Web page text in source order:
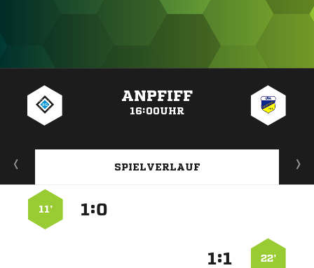
ANPFIFF
16:00UHR
SPIELVERLAUF
:
11’
22’
: